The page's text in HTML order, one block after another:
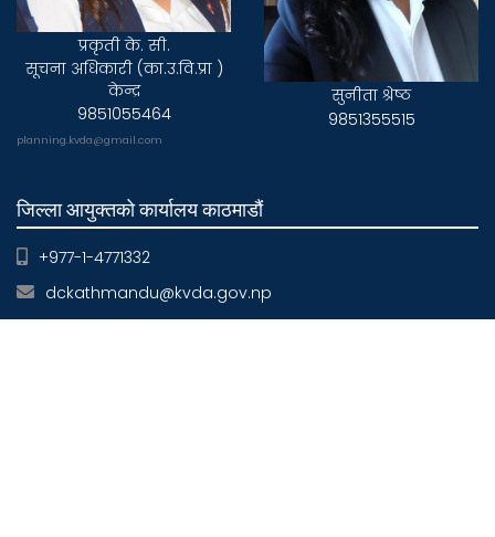
प्रकृती के. सी.
सूचना अधिकारी (का.उ.वि.प्रा )
केन्द्र
9851055464
planning.kvda@gmail.com
सुनीता श्रेष्ठ
9851355515
जिल्ला आयुक्तको कार्यालय काठमाडौं
+977-1-4771332
dckathmandu@kvda.gov.np